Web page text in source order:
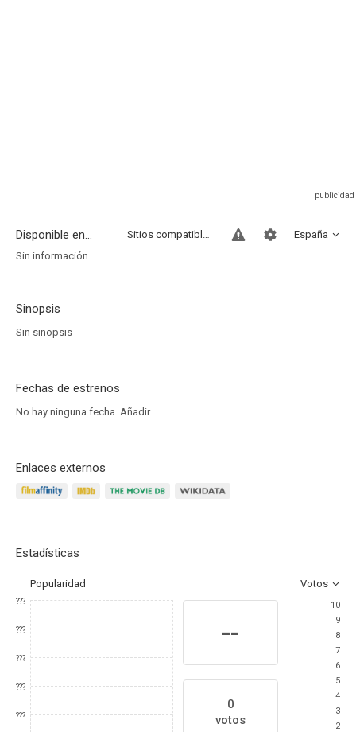
Disponible en... España
Sitios compatibles
Sin información
Sinopsis
Sin sinopsis
Fechas de estrenos
No hay ninguna fecha. Añadir
Enlaces externos
Estadísticas
Popularidad Votos
???
???
???
???
???
--
0
votos
10
9
8
7
6
5
4
3
2